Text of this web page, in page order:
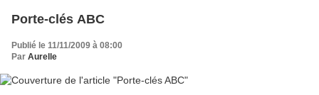
Porte-clés ABC
Publié le 11/11/2009 à 08:00
Par Aurelle